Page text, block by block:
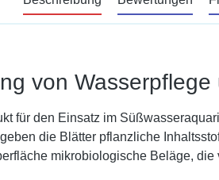
von
für den Einsatz im
die Blätter pflanzliche
mikrobiologische Beläge,